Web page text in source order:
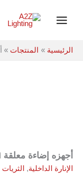
Menu
الرئيسية المنتجات
أجهزه إضاءة معلقة 800MM *400MM
الإنارة الداخلية, الثريات
كمية
أجهزه
إضاءة
*400MM